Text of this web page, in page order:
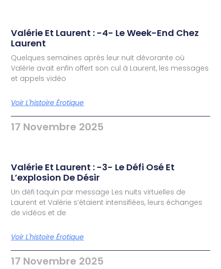
Valérie Et Laurent : -4- Le Week-End Chez
Laurent
Quelques semaines après leur nuit dévorante où
Valérie avait enfin offert son cul à Laurent, les messages
et appels vidéo
Voir L'histoire Érotique
17 Novembre 2025
Valérie Et Laurent : -3- Le Défi Osé Et
L’explosion De Désir
Un défi taquin par message Les nuits virtuelles de
Laurent et Valérie s’étaient intensifiées, leurs échanges
de vidéos et de
Voir L'histoire Érotique
17 Novembre 2025